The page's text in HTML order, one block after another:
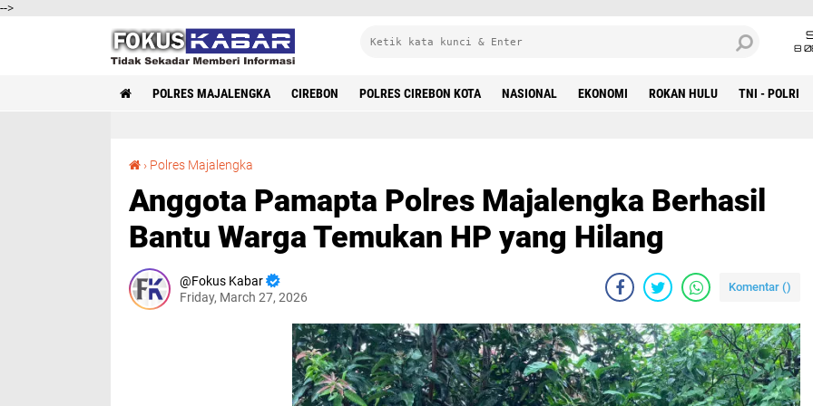
-->
8
POLRES MAJALENGKA CIREBON POLRES CIREBON KOTA NASIONAL EKONOMI ROKAN HULU TNI - POLRI
› Polres Majalengka
Anggota Pamapta Polres Majalengka Berhasil
Bantu Warga Temukan HP yang Hilang
Fokus Kabar
Friday, March 27, 2026
Komentar ()